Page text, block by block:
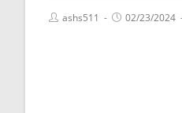
Postashs511
Post02/23/2024